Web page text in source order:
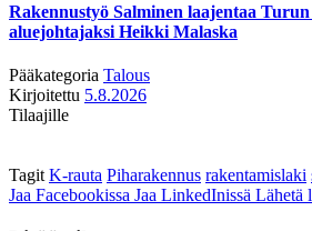
Rakennustyö Salminen laajentaa Turun
aluejohtajaksi Heikki Malaska
Pääkategoria Talous
Kirjoitettu 5.8.2026
Tilaajille
Tagit K-rauta Piharakennus rakentamislaki
Jaa Facebookissa Jaa LinkedInissä Lähetä